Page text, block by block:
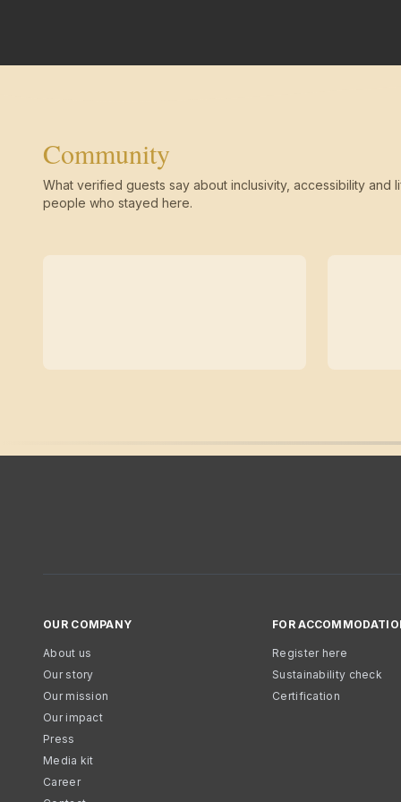
Community
What verified guests say about inclusivity, accessibility and
people who stayed here.
OUR COMPANY
About us
Our story
Our mission
Our impact
Press
Media kit
Career
FOR
Register here
Sustainability check
Certification